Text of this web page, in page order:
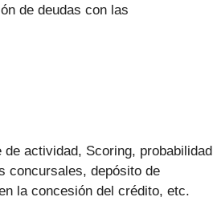
de deudas con las
actividad, Scoring, probabilidad
concursales, depósito de
la concesión del crédito, etc.